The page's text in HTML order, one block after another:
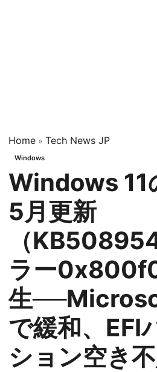
Home » Tech News JP
Windows
Windows
5月更新
（
ラー
生
で緩和、EFI
ション空き